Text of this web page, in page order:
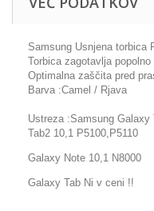
Samsung Usnjena torbica
Torbica zagotavlja popolno
Optimalna zaščita pred
Barva :Camel / Rjava
Ustreza :Samsung
Tab2 10,1 P5100,P5110
Galaxy Note 10,1 N8000
Galaxy Tab Ni v ceni !!